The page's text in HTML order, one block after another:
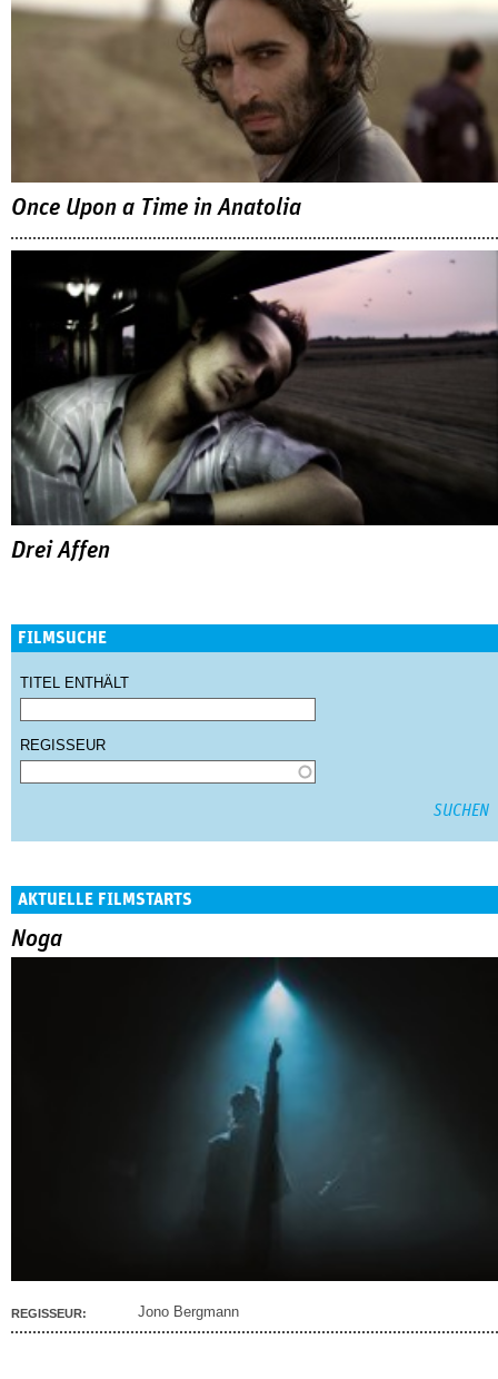
Once Upon a Time in Anatolia
Drei Affen
FILMSUCHE
TITEL ENTHÄLT
REGISSEUR
AKTUELLE FILMSTARTS
Noga
REGISSEUR: Jono Bergmann